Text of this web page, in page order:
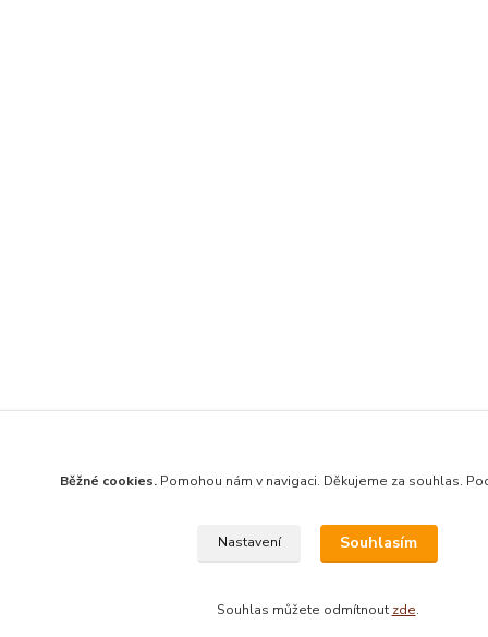
Běžné cookies.Pomohou nám v navigaci. Děkujeme za souhlas.
Nastavení Souhlasím
Souhlas můžete odmítnout zde.